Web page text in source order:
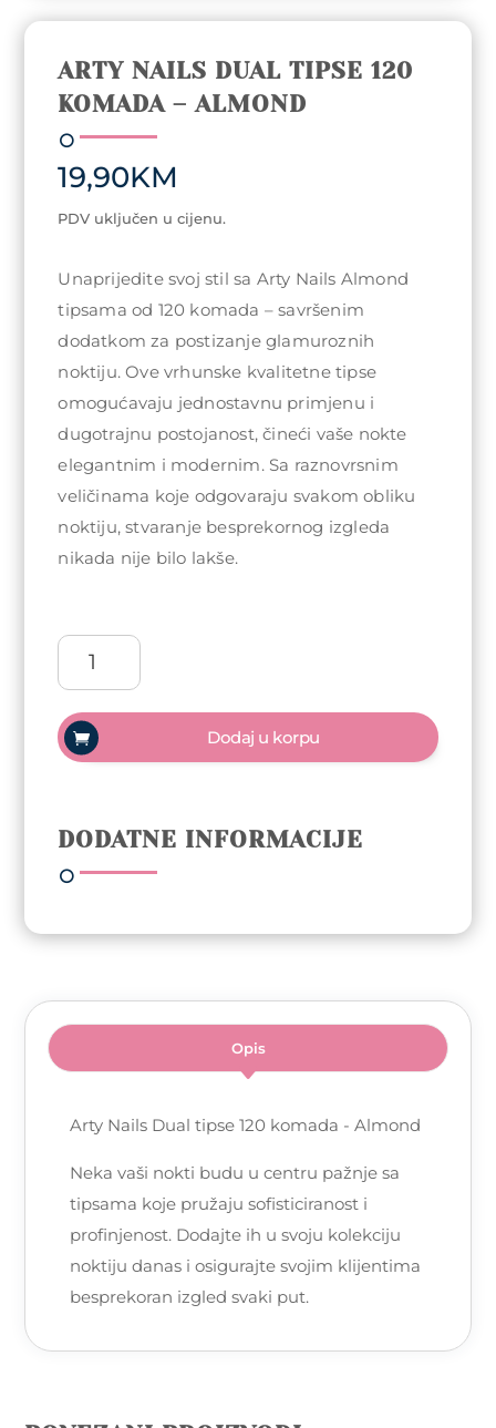
ARTY NAILS DUAL TIPSE 120
KOMADA – ALMOND
19,90KM
PDV uključen u cijenu.
Unaprijedite svoj stil sa Arty Nails Almond
tipsama od 120 komada – savršenim
dodatkom za postizanje glamuroznih
noktiju. Ove vrhunske kvalitetne tipse
omogućavaju jednostavnu primjenu i
dugotrajnu postojanost, čineći vaše nokte
elegantnim i modernim. Sa raznovrsnim
veličinama koje odgovaraju svakom obliku
noktiju, stvaranje besprekornog izgleda
nikada nije bilo lakše.
Arty
Nails
Dual
tipse
120
komada
količina
Dodaj u korpu
DODATNE INFORMACIJE
Opis
Arty Nails Dual tipse 120 komada - Almond
Neka vaši nokti budu u centru pažnje sa
tipsama koje pružaju sofisticiranost i
profinjenost. Dodajte ih u svoju kolekciju
noktiju danas i osigurajte svojim klijentima
besprekoran izgled svaki put.